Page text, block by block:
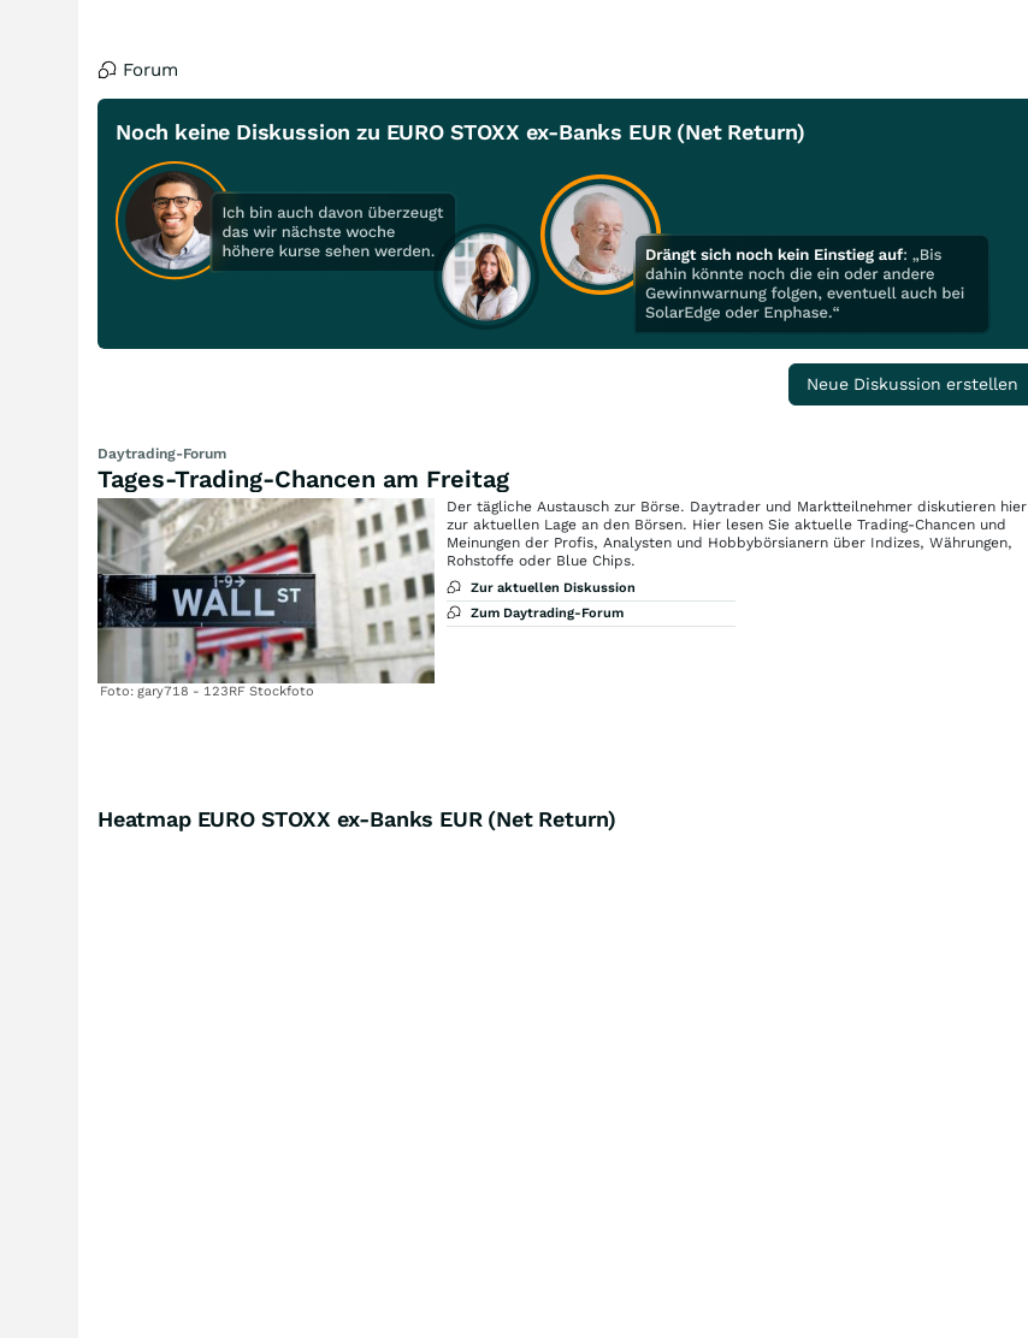
Forum
Noch keine Diskussion zu EURO STOXX ex-Banks EUR (Net Return)
Neue Diskussion erstellen
Daytrading-Forum
Tages-Trading-Chancen am Freitag
Foto: gary718 - 123RF Stockfoto
Der tägliche Austausch zur Börse. Daytrader und Marktteilnehmer diskutieren hier
zur aktuellen Lage an den Börsen. Hier lesen Sie aktuelle Trading-Chancen und
Meinungen der Profis, Analysten und Hobbybörsianern über Indizes, Währungen,
Rohstoffe oder Blue Chips.
Zur aktuellen Diskussion
Zum Daytrading-Forum
Heatmap EURO STOXX ex-Banks EUR (Net Return)